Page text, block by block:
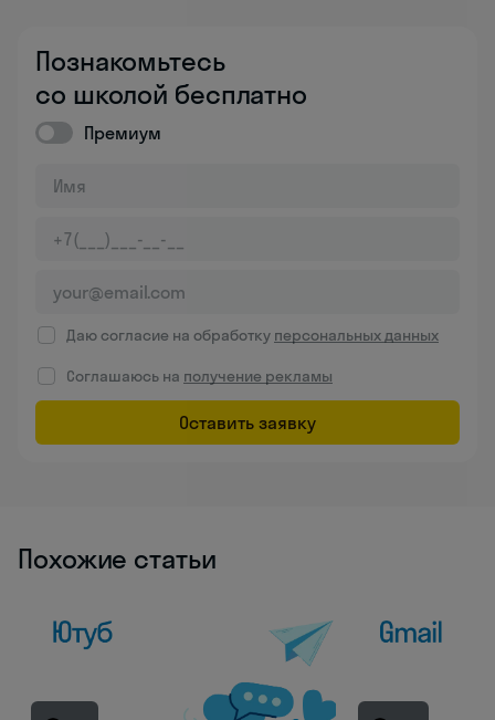
Познакомьтесь
со школой бесплатно
Премиум
Даю согласие на обработку персональных данных
Соглашаюсь на получение рекламы
Оставить заявку
Похожие статьи